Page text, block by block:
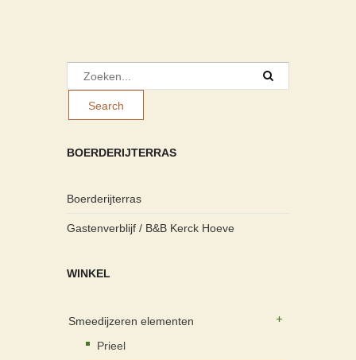
BOERDERIJTERRAS
Boerderijterras
Gastenverblijf / B&B Kerck Hoeve
WINKEL
Smeedijzeren elementen
Prieel